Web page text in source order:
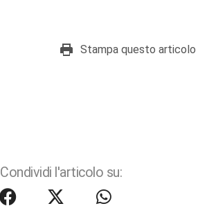
Stampa questo articolo
Condividi l'articolo su: